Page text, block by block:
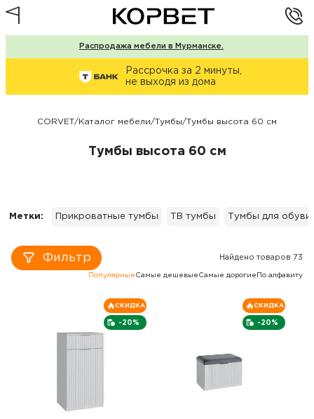
Распродажа мебели в Мурманске.
Рассрочка за 2 минуты,
не выходя из дома
CORVET/Каталог мебели/Тумбы/Тумбы высота 60 см
Тумбы высота 60 см
Метки: Прикроватные тумбы ТВ тумбы Тумбы для обуви
Фильтр Найдено товаров 73
Популярные Самые дешевые Самые дорогие По алфавиту
-20%
СКИДКА
-20%
СКИДКА